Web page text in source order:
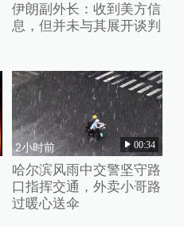
伊朗副外长：收到美方信
息，但并未与其展开谈判
2小时前 00:34
哈尔滨风雨中交警坚守路
口指挥交通，外卖小哥路
过暖心送伞